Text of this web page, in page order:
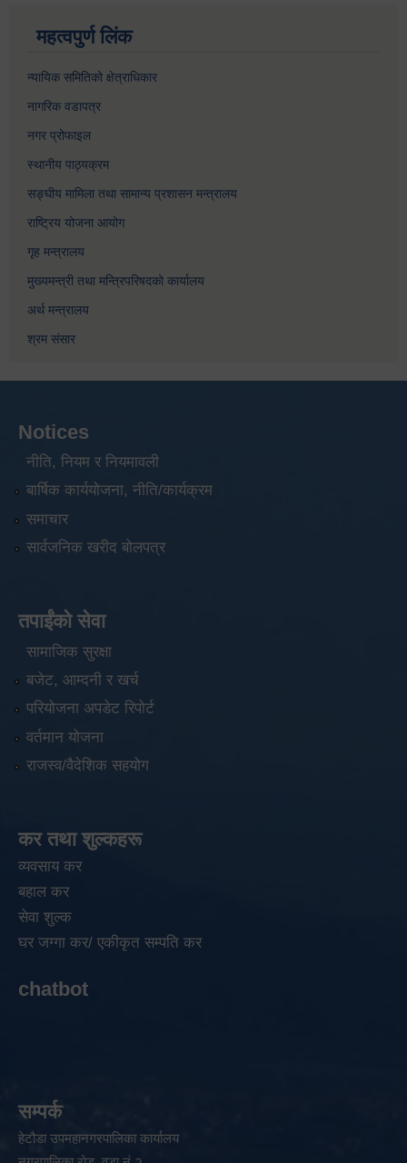
महत्वपुर्ण लिंक
न्यायिक समितिको क्षेत्राधिकार
नागरिक वडापत्र
नगर प्रोफाइल
स्थानीय पाठ्यक्रम
सङ्घीय मामिला तथा सामान्य प्रशासन मन्त्रालय
राष्ट्रिय योजना आयोग
गृह मन्त्रालय
मुख्यमन्त्री तथा मन्त्रिपरिषदको कार्यालय
अर्थ मन्त्रालय
श्रम संसार
Notices
नीति, नियम र नियमावली
बार्षिक कार्ययोजना, नीति/कार्यक्रम
समाचार
सार्वजनिक खरीद बोलपत्र
तपाईंको सेवा
सामाजिक सुरक्षा
बजेट, आम्दनी र खर्च
परियोजना अपडेट रिपोर्ट
वर्तमान योजना
राजस्व/वैदेशिक सहयोग
कर तथा शुल्कहरू
व्यवसाय कर
बहाल कर
सेवा शुल्क
घर जग्गा कर/ एकीकृत सम्पति कर
chatbot
सम्पर्क
हेटौडा उपमहानगरपालिका कार्यालय